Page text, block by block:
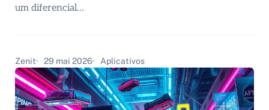
um diferencial…
Zenit 29 mai 2026 Aplicativos